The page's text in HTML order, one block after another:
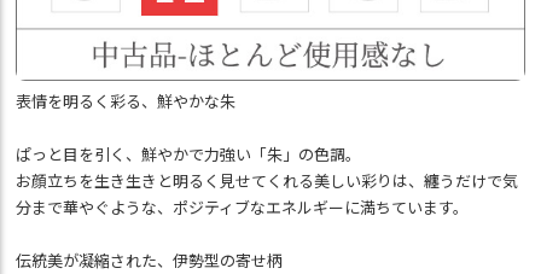
表情を明るく彩る、鮮やかな朱
ぱっと目を引く、鮮やかで力強い「朱」の色調。
お顔立ちを生き生きと明るく見せてくれる美しい彩りは、纏うだけで気
分まで華やぐような、ポジティブなエネルギーに満ちています。
伝統美が凝縮された、伊勢型の寄せ柄